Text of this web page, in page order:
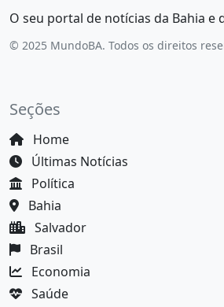
O seu portal de notícias da Bahia e
© 2025 MundoBA. Todos os direitos
Seções
Home
Últimas Notícias
Política
Bahia
Salvador
Brasil
Economia
Saúde